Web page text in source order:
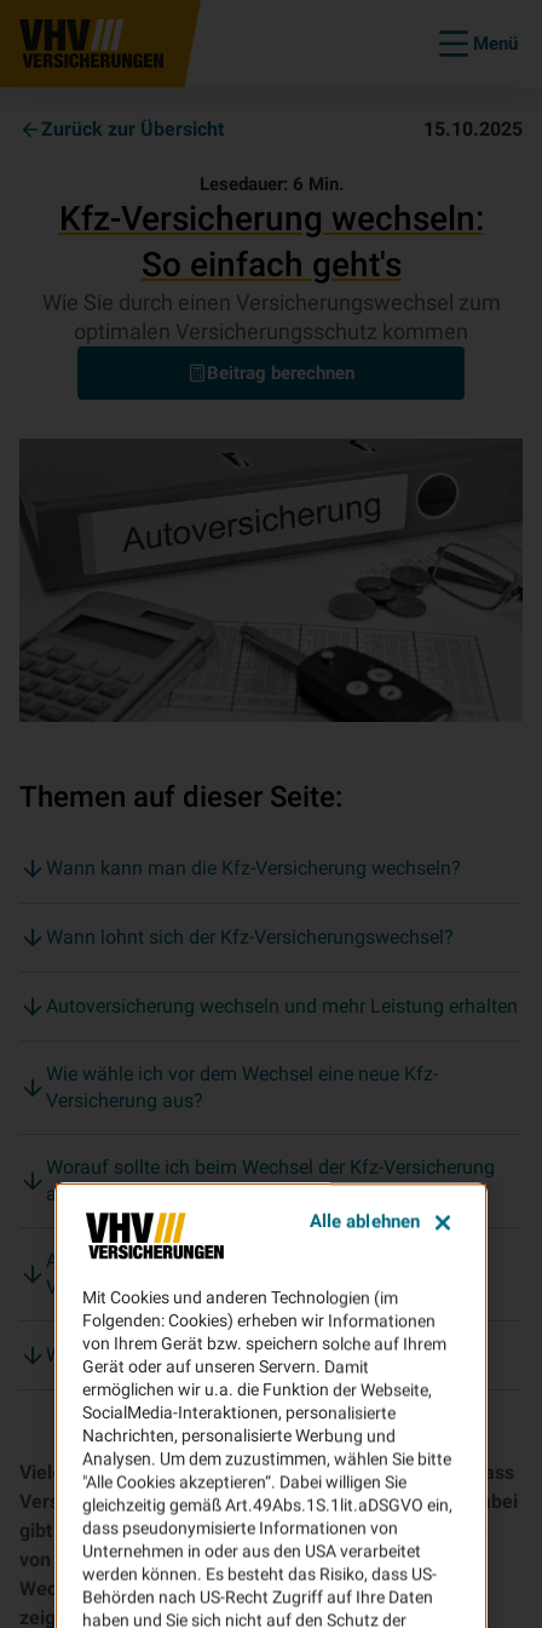
Menü
Zurück zur Übersicht 15.10.2025
Lesedauer: 6 Min.
Kfz-Ver­si­che­rung wechseln:
So einfach geht's
Wie Sie durch einen Versicherungswechsel zum
optimalen Versicherungsschutz kommen
Beitrag berechnen
Themen auf dieser Seite:
Wann kann man die Kfz-Versicherung wechseln?
Wann lohnt sich der Kfz-Versicherungswechsel?
Autoversicherung wechseln und mehr Leistung erhalten
Wie wähle ich vor dem Wechsel eine neue Kfz-
Versicherung aus?
Worauf sollte ich beim Wechsel der Kfz-Versicherung
achten?
Auf welche Leistungen soll ich bei einer guten Kfz-
Versicherung achten?
Was passiert nach dem Wechsel?
Viele Versicherungsverträge laufen jahrelang, ohne dass
Versicherungsnehmer sie noch einmal überprüfen. Dabei
gibt es oft längst bessere Konditionen und Sie würden
von einem Kfz-Versicherungswechsel profitieren. Der
Wechsel Ihrer Autoversicherung ist ganz einfach. Wir
zeigen Ihnen, worauf es ankommt und wie Sie Ihren
Mit Cookies und anderen Technologien (im
Folgenden: Cookies) erheben wir Informationen
von Ihrem Gerät bzw. speichern solche auf Ihrem
Gerät oder auf unseren Servern. Damit
ermöglichen wir u.a. die Funktion der Webseite,
SocialMedia-Interaktionen, personalisierte
Nachrichten, personalisierte Werbung und
Analysen. Um dem zuzustimmen, wählen Sie bitte
"Alle Cookies akzeptieren“. Dabei willigen Sie
gleichzeitig gemäß Art.49Abs.1S.1lit.aDSGVO ein,
dass pseudonymisierte Informationen von
Unternehmen in oder aus den USA verarbeitet
werden können. Es besteht das Risiko, dass US-
Behörden nach US-Recht Zugriff auf Ihre Daten
haben und Sie sich nicht auf den Schutz der
Alle ablehnen